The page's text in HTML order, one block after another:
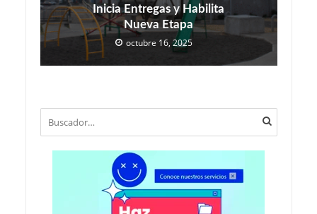
Inicia Entregas y Habilita
Nueva Etapa
octubre 16, 2025